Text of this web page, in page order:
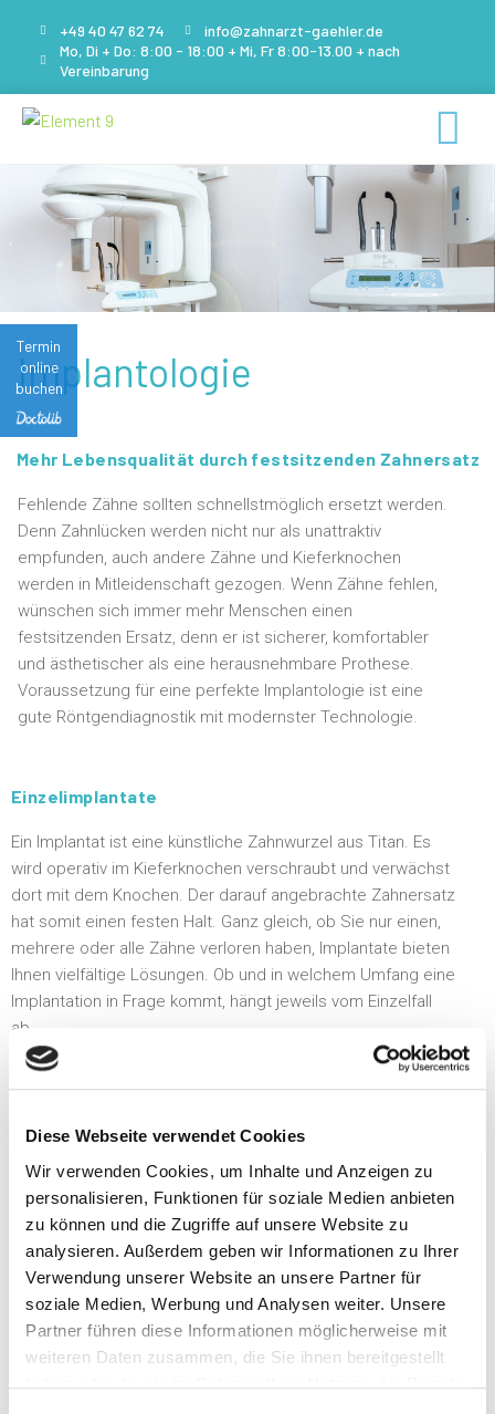
Diese Webseite verwendet Cookies
Wir verwenden Cookies, um Inhalte und Anzeigen zu
personalisieren, Funktionen für soziale Medien anbieten
zu können und die Zugriffe auf unsere Website zu
analysieren. Außerdem geben wir Informationen zu Ihrer
Verwendung unserer Website an unsere Partner für
soziale Medien, Werbung und Analysen weiter. Unsere
Partner führen diese Informationen möglicherweise mit
weiteren Daten zusammen, die Sie ihnen bereitgestellt
Termin
online
buchen
Zum
springen
+49 40 47 62 74
info@zahnarzt-gaehler.de
Mo, Di + Do: 8:00 - 18:00 + Mi, Fr 8:00-13.00 + nach
Vereinbarung
Implantologie
Mehr Lebensqualität durch festsitzenden Zahnersatz
Fehlende Zähne sollten schnellstmöglich ersetzt werden.
Denn Zahnlücken werden nicht nur als unattraktiv
empfunden, auch andere Zähne und Kieferknochen
werden in Mitleidenschaft gezogen. Wenn Zähne fehlen,
wünschen sich immer mehr Menschen einen
festsitzenden Ersatz, denn er ist sicherer, komfortabler
und ästhetischer als eine herausnehmbare Prothese.
Voraussetzung für eine perfekte Implantologie ist eine
gute Röntgendiagnostik mit modernster Technologie.
Einzelimplantate
Ein Implantat ist eine künstliche Zahnwurzel aus Titan. Es
wird operativ im Kieferknochen verschraubt und verwächst
dort mit dem Knochen. Der darauf angebrachte Zahnersatz
hat somit einen festen Halt. Ganz gleich, ob Sie nur einen,
mehrere oder alle Zähne verloren haben, Implantate bieten
Ihnen vielfältige Lösungen. Ob und in welchem Umfang eine
Implantation in Frage kommt, hängt jeweils vom Einzelfall
ab.
eine normale Brücke nicht mehr eingesetzt werden.
Die gesunden Zähne würden sich unter der Last der Brücke
lockern.
Implantate sind angenehmer und bieten viele Vorteile.
Brücken, die auf Implantaten befestigt werden,
funktionieren wie ein natürliches Gebiß. Sie wackeln und